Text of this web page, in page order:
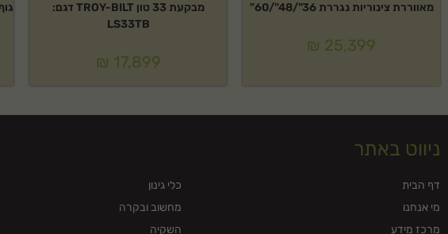
מאווררת צינוריות נגררת 36"/48"/60"
₪ 25,399
מבקעת 33 טון TROY-BILT דגם:
LS33TB
₪ 17,899
ניווט באתר
דף הבית
מי אנחנו
מרכז מידע
כלי גינון
מחשוב ובקרה
השקיה